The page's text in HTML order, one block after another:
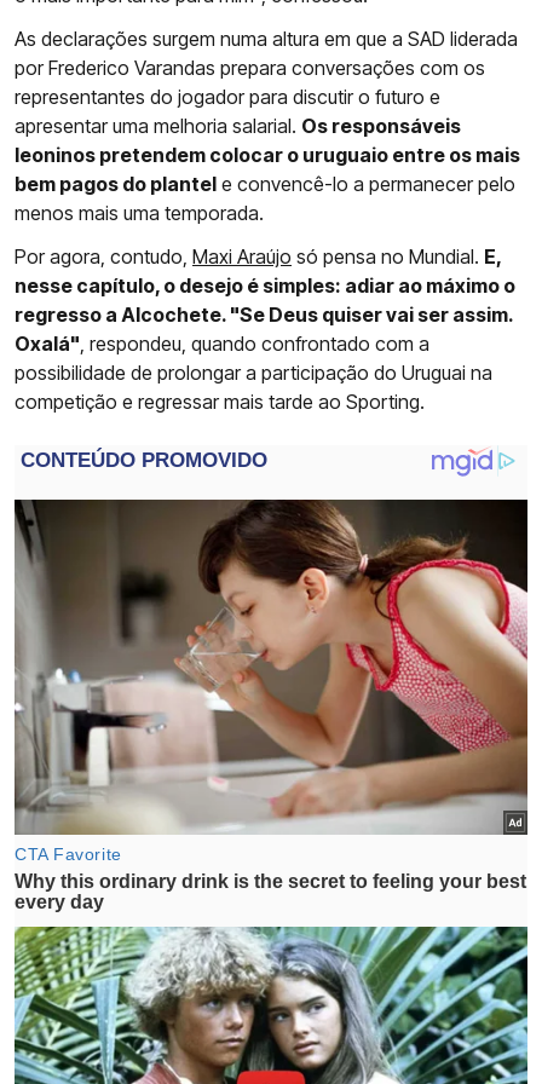
As declarações surgem numa altura em que a SAD liderada
por Frederico Varandas prepara conversações com os
representantes do jogador para discutir o futuro e
apresentar uma melhoria salarial. Os responsáveis
leoninos pretendem colocar o uruguaio entre os mais
bem pagos do plantel e convencê-lo a permanecer pelo
menos mais uma temporada.
Por agora, contudo, Maxi Araújo só pensa no Mundial. E,
nesse capítulo, o desejo é simples: adiar ao máximo o
regresso a Alcochete. "Se Deus quiser vai ser assim.
Oxalá", respondeu, quando confrontado com a
possibilidade de prolongar a participação do Uruguai na
competição e regressar mais tarde ao Sporting.